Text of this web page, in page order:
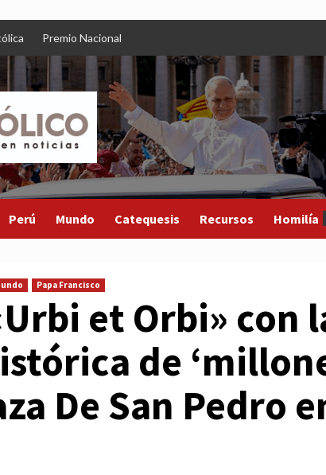
Premio Nacional
Perú Mundo Catequesis Recursos Homilía
Papa Francisco
et Orbi» con
de
De San Pedro